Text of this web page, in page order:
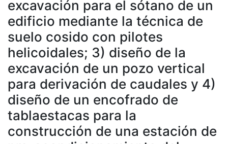
excavación para el sótano de un
edificio mediante la técnica de
suelo cosido con pilotes
helicoidales; 3) diseño de la
excavación de un pozo vertical
para derivación de caudales y 4)
diseño de un encofrado de
tablaestacas para la
construcción de una estación de